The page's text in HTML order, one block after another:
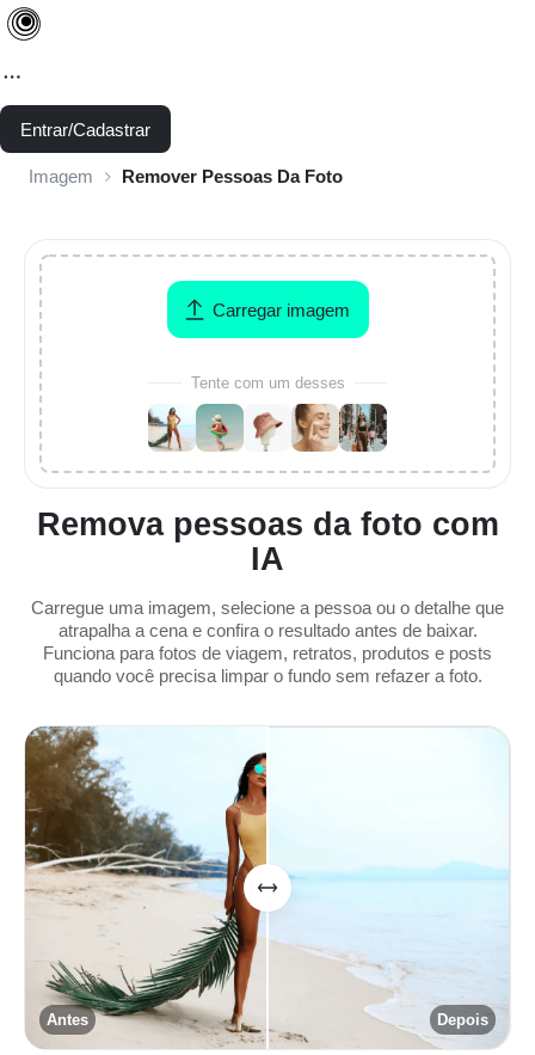
Entrar/Cadastrar
Imagem Remover Pessoas Da Foto
Remova pessoas da foto com
IA
Carregue uma imagem, selecione a pessoa ou o detalhe que
atrapalha a cena e confira o resultado antes de baixar.
Funciona para fotos de viagem, retratos, produtos e posts
quando você precisa limpar o fundo sem refazer a foto.
Depois
Antes
Carregar imagem
Tente com um desses